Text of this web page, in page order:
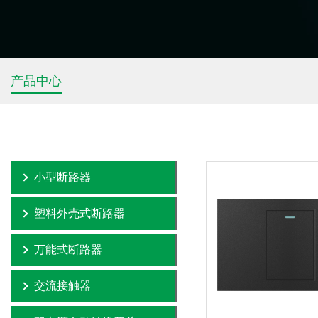
产品中心
小型断路器
塑料外壳式断路器
万能式断路器
交流接触器